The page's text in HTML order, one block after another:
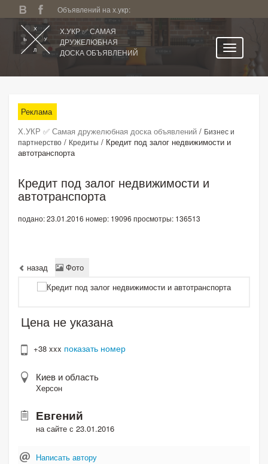
Объявлений на х.укр:
Х.УКР ✅ САМАЯ
ДРУЖЕЛЮБНАЯ
ДОСКА ОБЪЯВЛЕНИЙ
Все регионы
Категории
Избранное
Личный кабинет
Поиск по сайту
Подать объявление
Реклама
Х.УКР ✅ Самая дружелюбная доска объявлений / Бизнес и
партнерство / Кредиты / Кредит под залог недвижимости и
автотранспорта
Кредит под залог недвижимости и
автотранспорта
подано: 23.01.2016 номер: 19096 просмотры: 136513
назад Фото
Цена не указана
+38 xxx показать номер
Киев и область
Херсон
Евгений
на сайте с 23.01.2016
Написать автору